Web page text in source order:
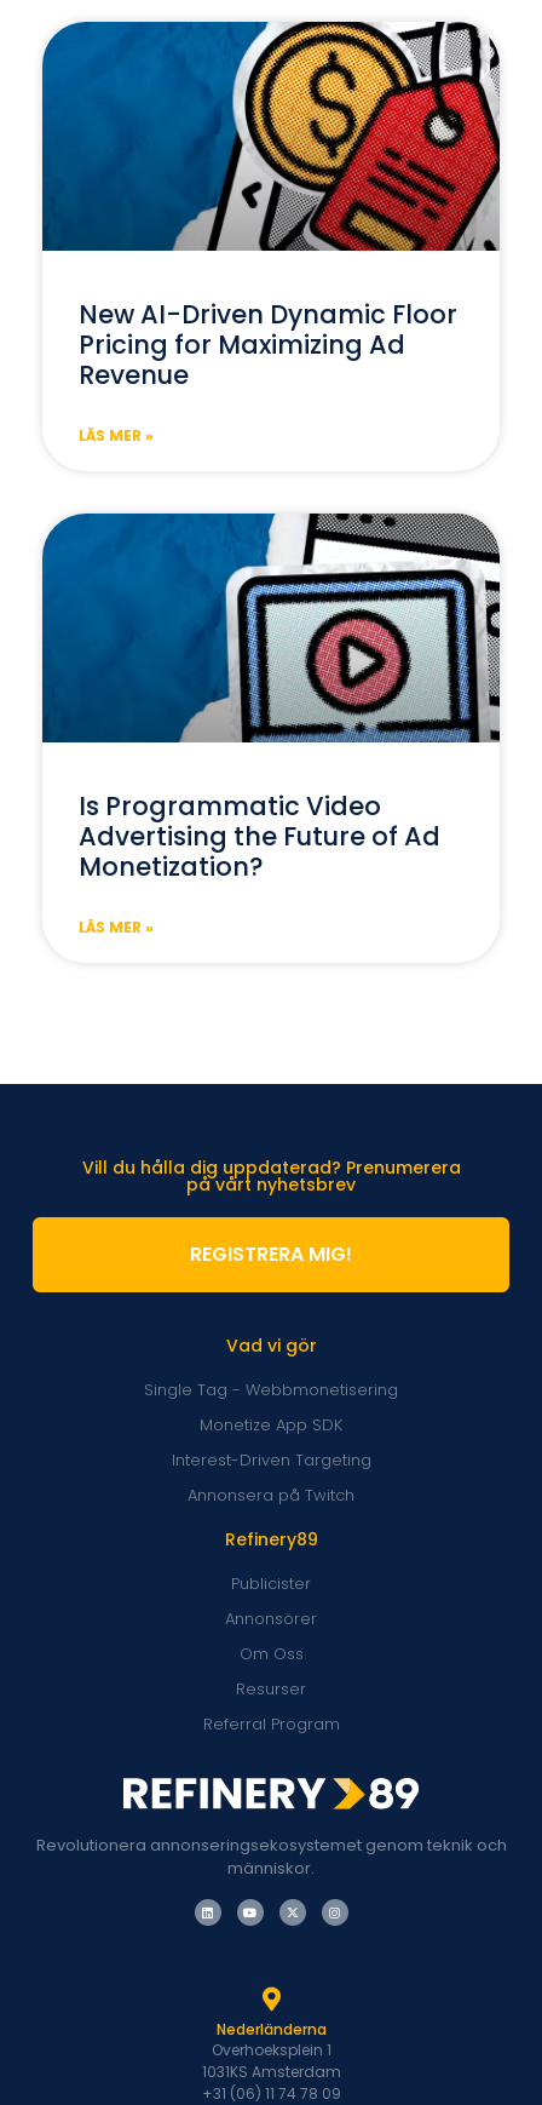
New AI-Driven Dynamic Floor
Pricing for Maximizing Ad
Revenue
LÄS MER »
Is Programmatic Video
Advertising the Future of Ad
Monetization?
LÄS MER »
Revolutionera annonseringsekosystemet genom teknik och
människor.
Refinery89
Publicister
Annonsörer
Om Oss
Resurser
Referral Program
Vad vi gör
Single Tag - Webbmonetisering
Monetize App SDK
Interest-Driven Targeting
Annonsera på Twitch
Vill du hålla dig uppdaterad? Prenumerera
på vårt nyhetsbrev
REGISTRERA MIG!
Nederländerna
Overhoeksplein 1
1031KS Amsterdam
+31 (06) 11 74 78 09